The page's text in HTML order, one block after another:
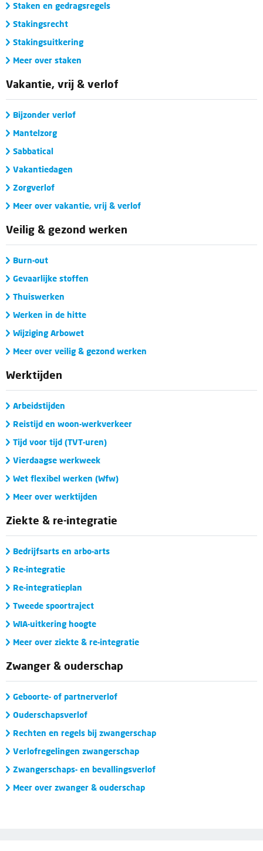
Staken en gedragsregels
Stakingsrecht
Stakingsuitkering
Meer over staken
Vakantie, vrij & verlof
Bijzonder verlof
Mantelzorg
Sabbatical
Vakantiedagen
Zorgverlof
Meer over vakantie, vrij & verlof
Veilig & gezond werken
Burn-out
Gevaarlijke stoffen
Thuiswerken
Werken in de hitte
Wijziging Arbowet
Meer over veilig & gezond werken
Werktijden
Arbeidstijden
Reistijd en woon-werkverkeer
Tijd voor tijd (TVT-uren)
Vierdaagse werkweek
Wet flexibel werken (Wfw)
Meer over werktijden
Ziekte & re-integratie
Bedrijfsarts en arbo-arts
Re-integratie
Re-integratieplan
Tweede spoortraject
WIA-uitkering hoogte
Meer over ziekte & re-integratie
Zwanger & ouderschap
Geboorte- of partnerverlof
Ouderschapsverlof
Rechten en regels bij zwangerschap
Verlofregelingen zwangerschap
Zwangerschaps- en bevallingsverlof
Meer over zwanger & ouderschap